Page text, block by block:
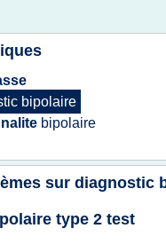
bipolaire
bipolaire
sur diagnostic
type 2 test